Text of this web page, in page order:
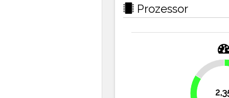
Prozessor
16.1%